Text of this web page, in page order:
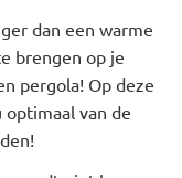
dan een warme
brengen op je
pergola! Op deze
van de